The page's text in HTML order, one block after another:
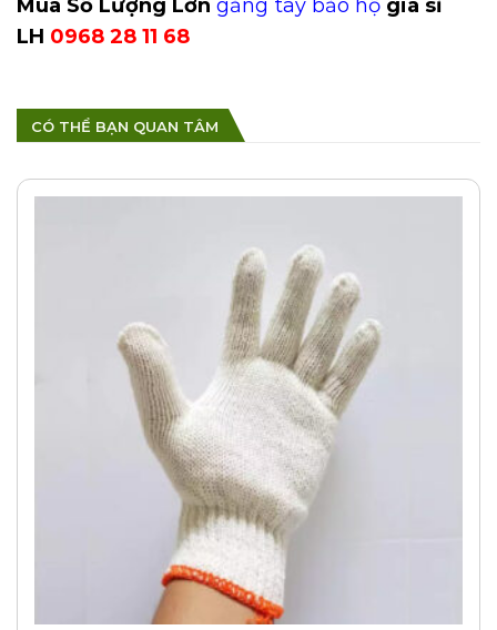
Mua Số Lượng Lớn găng tay bảo hộ giá sỉ
LH 0968 28 11 68
CÓ THỂ BẠN QUAN TÂM